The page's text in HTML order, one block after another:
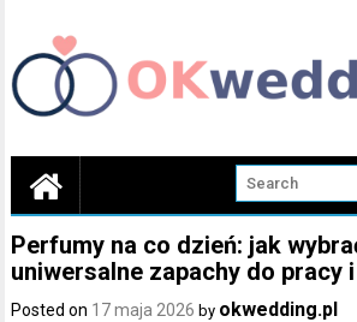
content
Perfumy na co dzień: jak
uniwersalne zapachy do pracy
Posted on 17 maja 2026 by okwedding.pl